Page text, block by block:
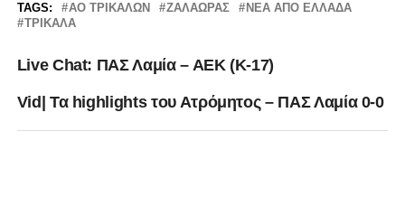
TAGS: ΑΟ ΤΡΙΚΑΛΩΝ ΖΑΛΑΏΡΑΣ
ΝΕΑ ΑΠΟ ΕΛΛΑΔΑ
ΤΡΊΚΑΛΑ
Live Chat: ΠΑΣ Λαμία – ΑΕΚ (Κ-17)
Vid| Τα highlights του Ατρόμητος – ΠΑΣ Λαμία 0-0